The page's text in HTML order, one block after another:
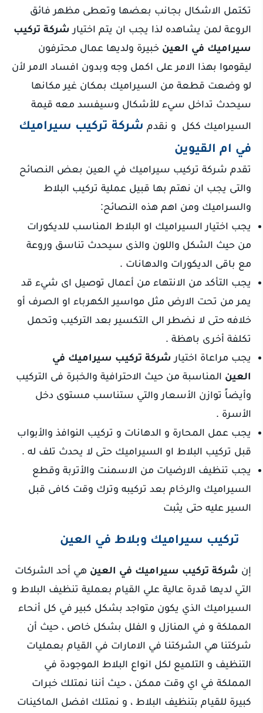
تكتمل الاشكال بجانب بعضها وتعطى مظهر فائق
الروعة لمن يشاهده لذا يجب ان يتم اختيار شركة تركيب
سيراميك في العين خبيرة ولديها عمال محترفون
ليقوموا بهذا الامر على اكمل وجه وبدون افساد الامر لأن
لو وضعت قطعة من السيراميك بمكان غير مكانها
سيحدث تداخل سيء للأشكال وسيفسد معه قيمة
السيراميك ككل و نقدم شركة تركيب سيراميك
في ام القيوين
تقدم شركة تركيب سيراميك في العين بعض النصائح
والتى يجب ان نهتم بها قبيل عملية تركيب البلاط
والسراميك ومن اهم هذه النصائح:
يجب اختيار السيراميك او البلاط المناسب للديكورات
من حيث الشكل واللون والذى سيحدث تناسق وروعة
مع باقى الديكورات والدهانات .
يجب التأكد من الانتهاء من أعمال توصيل اى شيء قد
يمر من تحت الارض مثل مواسير الكهرباء او الصرف أو
خلافه حتى لا نضطر الى التكسير بعد التركيب وتحمل
تكلفة أخرى باهظة .
يجب مراعاة اختيار شركة تركيب سيراميك في
العين المناسبة من حيث الاحترافية والخبرة فى التركيب
وأيضاً توازن الأسعار والتي ستناسب مستوى دخل
الأسرة .
يجب عمل المحارة و الدهانات و تركيب النوافذ والأبواب
قبل تركيب البلاط او السيراميك حتى لا يحدث تلف له .
يجب تنظيف الارضيات من الاسمنت والأتربة وقطع
السيراميك والرخام بعد تركيبه وترك وقت كافى قبل
السير عليه حتى يثبت
تركيب سيراميك وبلاط في العين
إن شركة تركيب سيراميك في العين هي أحد الشركات
التي لديها قدرة عالية علي القيام بعملية تنظيف البلاط و
السيراميك الذي يكون متواجد بشكل كبير في كل أنحاء
المملكة و في المنازل و الفلل بشكل خاص ، حيث أن
شركتنا هي الشركتنا في الامارات في القيام بعمليات
التنظيف و التلميع لكل انواع البلاط الموجودة في
المملكة في اي وقت ممكن ، حيث أننا نمتلك خبرات
كبيرة للقيام بتنظيف البلاط ، و نمتلك افضل الماكينات